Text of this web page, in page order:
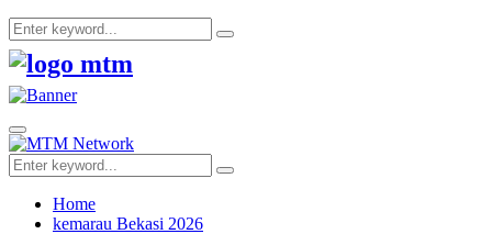
Search
for:
Search
Facebook
Twitter
Youtube
Primary
Menu
Search
for:
Search
Home
kemarau Bekasi 2026